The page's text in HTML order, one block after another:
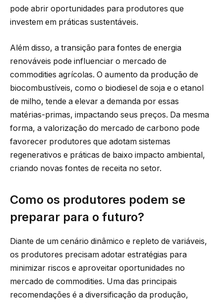
pode abrir oportunidades para produtores que
investem em práticas sustentáveis.
Além disso, a transição para fontes de energia
renováveis pode influenciar o mercado de
commodities agrícolas. O aumento da produção de
biocombustíveis, como o biodiesel de soja e o etanol
de milho, tende a elevar a demanda por essas
matérias-primas, impactando seus preços. Da mesma
forma, a valorização do mercado de carbono pode
favorecer produtores que adotam sistemas
regenerativos e práticas de baixo impacto ambiental,
criando novas fontes de receita no setor.
Como os produtores podem se
preparar para o futuro?
Diante de um cenário dinâmico e repleto de variáveis,
os produtores precisam adotar estratégias para
minimizar riscos e aproveitar oportunidades no
mercado de commodities. Uma das principais
recomendações é a diversificação da produção,